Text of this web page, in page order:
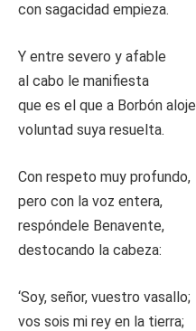
con sagacidad empieza.
Y entre severo y afable
al cabo le manifiesta
que es el que a Borbón aloje
voluntad suya resuelta.
Con respeto muy profundo,
pero con la voz entera,
respóndele Benavente,
destocando la cabeza:
‘Soy, señor, vuestro vasallo;
vos sois mi rey en la tierra;